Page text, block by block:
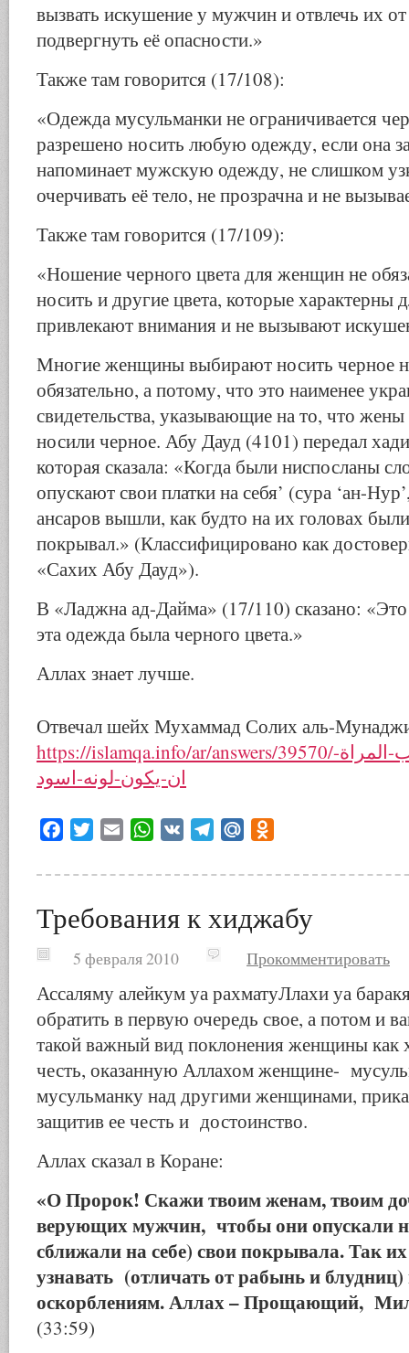
вызвать искушение у мужчин и отвлечь их
подвергнуть её опасности.»
Также там говорится (17/108):
«Одежда мусульманки не ограничивается
разрешено носить любую одежду, если она
напоминает мужскую одежду, не слишком
очерчивать её тело, не прозрачна и не
Также там говорится (17/109):
«Ношение черного цвета для женщин не
носить и другие цвета, которые характерны
привлекают внимания и не вызывают
Многие женщины выбирают носить черное
обязательно, а потому, что это наименее
свидетельства, указывающие на то, что
носили черное. Абу Дауд (4101) передал
которая сказала: «Когда были ниспосланы
опускают свои платки на себя’ (сура ‘ан-
ансаров вышли, как будто на их головах
покрывал.» (Классифицировано как
«Сахих Абу Дауд»).
В «Ладжна ад-Дайма» (17/110) сказано: «Это
эта одежда была черного цвета.»
Аллах знает лучше.
Отвечал шейх Мухаммад Солих аль-
https://islamqa.info/ar/answers/39570/هل-يشترط-في-حجاب-المراة-
ان-يكون-لونه-اسود
Facebook
Twitter Email WhatsApp
VK TelegramMail.Ru
Требования к хиджабу
5 февраля 2010 Прокомментировать
Ассаляму алейкум уа рахматуЛлахи уа
обратить в первую очередь свое, а потом и
такой важный вид поклонения женщины как
честь, оказанную Аллахом женщине-
мусульманку над другими женщинами,
защитив ее честь и достоинство.
Аллах сказал в Коране:
«О Пророк! Скажи твоим женам, твоим
верующих мужчин, чтобы они опускали
сближали на себе) свои покрывала. Так их
узнавать (отличать от рабынь и блудниц)
оскорблениям. Аллах – Прощающий,
(33:59)